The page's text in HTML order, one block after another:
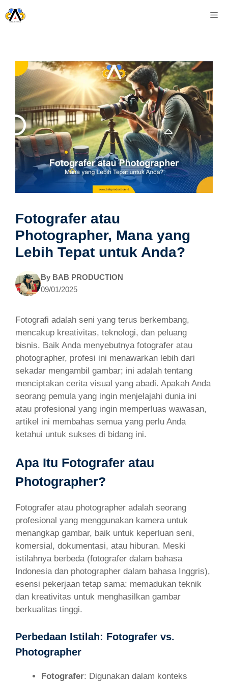
Skip
to
Fotografer atau
Photographer, Mana yang
Lebih Tepat untuk Anda?
By BAB PRODUCTION
09/01/2025
Fotografi adalah seni yang terus berkembang,
mencakup kreativitas, teknologi, dan peluang
bisnis. Baik Anda menyebutnya fotografer atau
photographer, profesi ini menawarkan lebih dari
sekadar mengambil gambar; ini adalah tentang
menciptakan cerita visual yang abadi. Apakah Anda
seorang pemula yang ingin menjelajahi dunia ini
atau profesional yang ingin memperluas wawasan,
artikel ini membahas semua yang perlu Anda
ketahui untuk sukses di bidang ini.
Apa Itu Fotografer atau
Photographer?
Fotografer atau photographer adalah seorang
profesional yang menggunakan kamera untuk
menangkap gambar, baik untuk keperluan seni,
komersial, dokumentasi, atau hiburan. Meski
istilahnya berbeda (fotografer dalam bahasa
Indonesia dan photographer dalam bahasa Inggris),
esensi pekerjaan tetap sama: memadukan teknik
dan kreativitas untuk menghasilkan gambar
berkualitas tinggi.
Perbedaan Istilah: Fotografer vs.
Photographer
Fotografer: Digunakan dalam konteks